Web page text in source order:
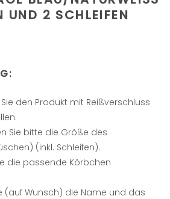
2 SCHLEIFEN
den Produkt mit Reißverschluss
Sie bitte die Größe des
(inkl. Schleifen).
die passende Körbchen
(auf Wunsch) die Name und das